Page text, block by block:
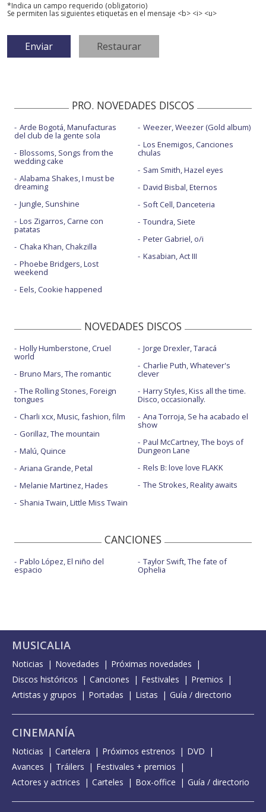
*Indica un campo requerido (obligatorio)
Se permiten las siguientes etiquetas en el mensaje <b> <i> <u>
PRO. NOVEDADES DISCOS
Arde Bogotá, Manufacturas
del club de la gente sola
Blossoms, Songs from the
wedding cake
Alabama Shakes, I must be
dreaming
Jungle, Sunshine
Los Zigarros, Carne con
patatas
Chaka Khan, Chakzilla
Phoebe Bridgers, Lost
weekend
Eels, Cookie happened
Weezer, Weezer (Gold album)
Los Enemigos, Canciones
chulas
Sam Smith, Hazel eyes
David Bisbal, Eternos
Soft Cell, Danceteria
Toundra, Siete
Peter Gabriel, o/i
Kasabian, Act III
NOVEDADES DISCOS
Holly Humberstone, Cruel
world
Bruno Mars, The romantic
The Rolling Stones, Foreign
tongues
Charli xcx, Music, fashion, film
Gorillaz, The mountain
Malú, Quince
Ariana Grande, Petal
Melanie Martinez, Hades
Shania Twain, Little Miss Twain
Jorge Drexler, Taracá
Charlie Puth, Whatever's
clever
Harry Styles, Kiss all the time.
Disco, occasionally.
Ana Torroja, Se ha acabado el
show
Paul McCartney, The boys of
Dungeon Lane
Rels B: love love FLAKK
The Strokes, Reality awaits
CANCIONES
Pablo López, El niño del
espacio
Taylor Swift, The fate of
Ophelia
MUSICALIA
Noticias Novedades
Próximas novedades
Discos históricos
Canciones Festivales
Premios
Artistas y grupos
Portadas Listas Guía / directorio
CINEMANÍA
Noticias Cartelera Próximos estrenos
DVD
Avances
Tráilers
Festivales + premios
Actores y actrices
Carteles Box-office Guía / directorio